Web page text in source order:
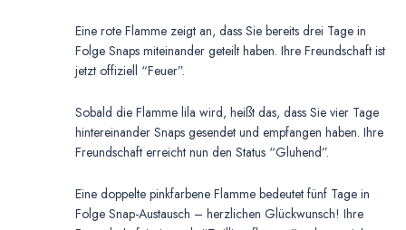
Eine rote Flamme zeigt an, dass Sie bereits drei Tage in
Folge Snaps miteinander geteilt haben. Ihre Freundschaft ist
jetzt offiziell “Feuer”.
Sobald die Flamme lila wird, heißt das, dass Sie vier Tage
hintereinander Snaps gesendet und empfangen haben. Ihre
Freundschaft erreicht nun den Status “Gluhend”.
Eine doppelte pinkfarbene Flamme bedeutet fünf Tage in
Folge Snap-Austausch – herzlichen Glückwunsch! Ihre